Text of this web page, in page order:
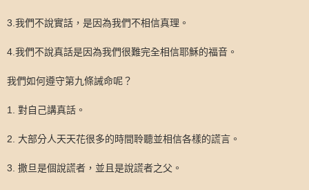
3. 我們不說實話，是因為我們不相信真理。
4. 我們不說真話是因為我們很難完全相信耶穌的福音。
我們如何遵守第九條誡命呢？
1. 對自己講真話。
2. 大部分人天天花很多的時間聆聽並相信各樣的謊言。
3. 撒旦是個說謊者，並且是說謊者之父。